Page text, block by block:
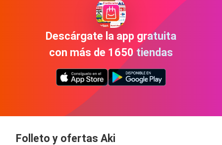
Descárgate la app gratuita
con más de 1650 tiendas
Folleto y ofertas Aki